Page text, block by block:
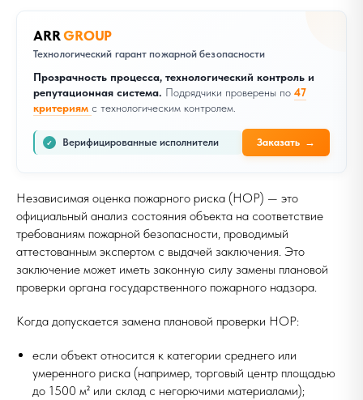
ARRGROUP
Технологический гарант пожарной безопасности
Прозрачность процесса, технологический контроль и
репутационная система. Подрядчики проверены по 47
критериям с технологическим контролем.
✓ Верифицированные исполнители Заказать →
Независимая оценка пожарного риска (НОР) — это
официальный анализ состояния объекта на соответствие
требованиям пожарной безопасности, проводимый
аттестованным экспертом с выдачей заключения. Это
заключение может иметь законную силу замены плановой
проверки органа государственного пожарного надзора.
Когда допускается замена плановой проверки НОР:
если объект относится к категории среднего или
умеренного риска (например, торговый центр площадью
до 1500 м² или склад с негорючими материалами);